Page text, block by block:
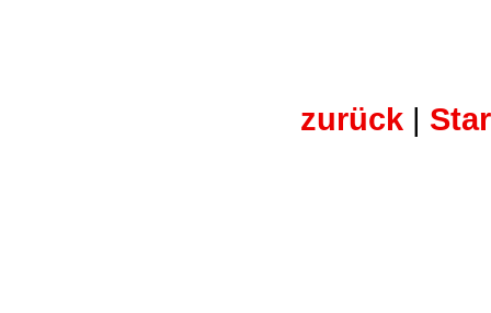
zurück |